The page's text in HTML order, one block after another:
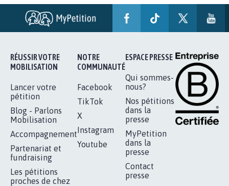
AGRESSION DE MON FILS THÉO :
SOYONS TOUS MOBILISÉS...
Je signe
RÉUSSIR VOTRE
MOBILISATION
Lancer votre
ESPACE PRESSE
Qui sommes-
nous?